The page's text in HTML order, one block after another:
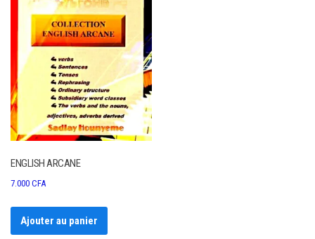
ENGLISH ARCANE
7.000 CFA
Ajouter au panier